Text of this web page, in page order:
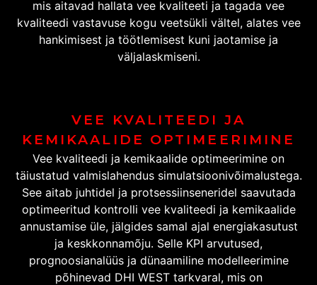
mis aitavad hallata vee kvaliteeti ja tagada vee
kvaliteedi vastavuse kogu veetsükli vältel, alates vee
hankimisest ja töötlemisest kuni jaotamise ja
väljalaskmiseni.
VEE KVALITEEDI JA
KEMIKAALIDE OPTIMEERIMINE
Vee kvaliteedi ja kemikaalide optimeerimine on
täiustatud valmislahendus simulatsioonivõimalustega.
See aitab juhtidel ja protsessiinseneridel saavutada
optimeeritud kontrolli vee kvaliteedi ja kemikaalide
annustamise üle, jälgides samal ajal energiakasutust
ja keskkonnamõju. Selle KPI arvutused,
prognoosianalüüs ja dünaamiline modelleerimine
põhinevad DHI WEST tarkvaral, mis on